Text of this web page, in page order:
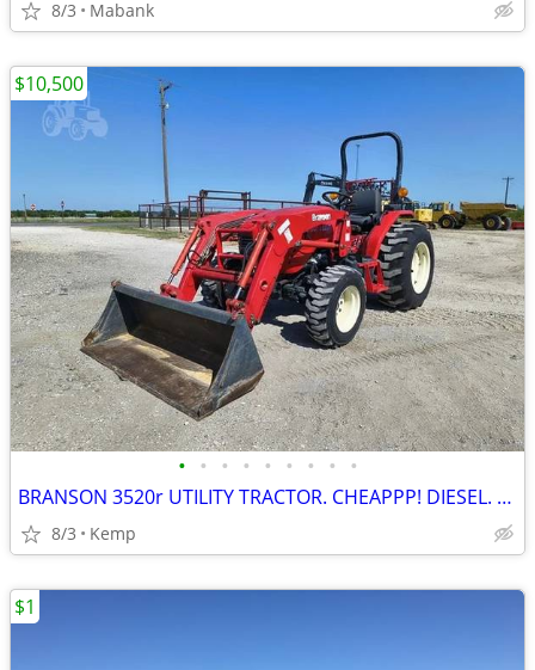
8/3 Mabank
• • • • • • • • •
BRANSON 3520r UTILITY TRACTOR. CHEAPPP! DIESEL. 4WD.
8/3 Kemp
$10,500
$1